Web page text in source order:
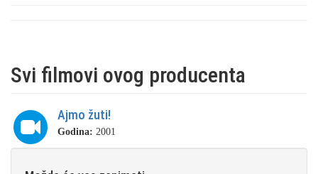
Svi filmovi ovog producenta
Ajmo žuti!
Godina: 2001